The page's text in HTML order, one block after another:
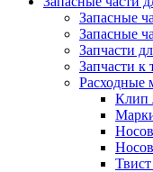
Запасные
Запасные
Запчасти
Запчасти к
Расходные
Клип